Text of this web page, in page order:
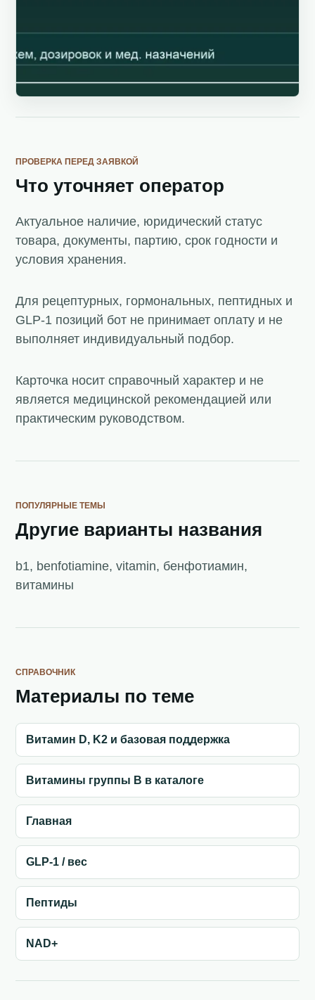
ПРОВЕРКА ПЕРЕД ЗАЯВКОЙ
Что уточняет оператор
Актуальное наличие, юридический статус
товара, документы, партию, срок годности и
условия хранения.
Для рецептурных, гормональных, пептидных и
GLP-1 позиций бот не принимает оплату и не
выполняет индивидуальный подбор.
Карточка носит справочный характер и не
является медицинской рекомендацией или
практическим руководством.
ПОПУЛЯРНЫЕ ТЕМЫ
Другие варианты названия
b1, benfotiamine, vitamin, бенфотиамин,
витамины
СПРАВОЧНИК
Материалы по теме
Витамин D, K2 и базовая поддержка
Витамины группы B в каталоге
Главная
GLP-1 / вес
Пептиды
NAD+